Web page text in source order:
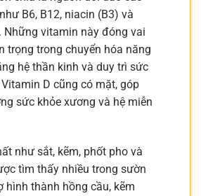
B6, B12, niacin (B3) và
Những vitamin này đóng vai
trọng trong chuyển hóa năng
hệ thần kinh và duy trì sức
D cũng có mặt, góp
sức khỏe xương và hệ miễn
như sắt, kẽm, phốt pho và
tìm thấy nhiều trong sườn
hình thành hồng cầu, kẽm